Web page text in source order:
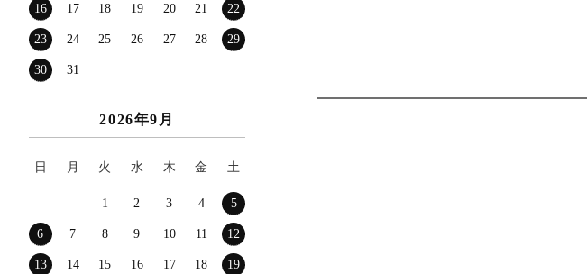
16 17 18 19 20 21 22
23 24 25 26 27 28 29
30 31
2026年9月
日 月 火 水 木 金 土
1 2 3 4 5
6 7 8 9 10 11 12
13 14 15 16 17 18 19